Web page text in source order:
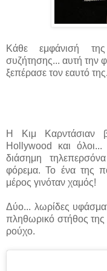
Κάθε εμφάνισή
συζήτησης... αυτή την
ξεπέρασε τον εαυτό της.
Η Κιμ Καρντάσιαν
Hollywood και
διάσημη
φόρεμα. Το ένα της
μέρος γινόταν χαμός!
Δύο... λωρίδες
πληθωρικό στήθος της
ρούχο.